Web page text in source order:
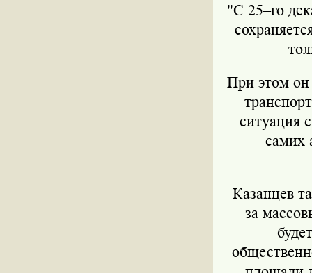
"С 25–го
При этом он
ситуация
самих
Казанцев
за